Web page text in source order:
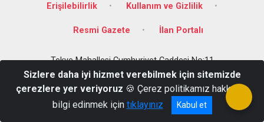
Erişilebilirlik Kullanım ve Gizlilik
Resmi Gazete İlan Portalı
Tekye Mahallesi Cumhuriyet Caddesi No:11
0(348)-813-10-12
Sizlere daha iyi hizmet verebilmek için sitemizde
çerezlere yer veriyoruz 🍪 Çerez politikamız hakkında
bilgi edinmek için tıklayınız Kabul et